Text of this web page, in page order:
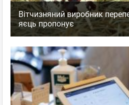
Вітчизняний виробник
яєць пропонує